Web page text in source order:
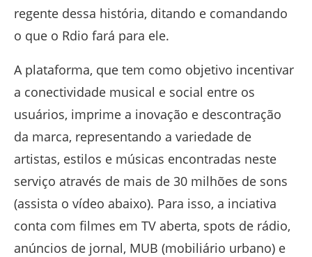
regente dessa história, ditando e comandando
o que o Rdio fará para ele.
A plataforma, que tem como objetivo incentivar
a conectividade musical e social entre os
usuários, imprime a inovação e descontração
da marca, representando a variedade de
artistas, estilos e músicas encontradas neste
serviço através de mais de 30 milhões de sons
(assista o vídeo abaixo). Para isso, a inciativa
conta com filmes em TV aberta, spots de rádio,
anúncios de jornal, MUB (mobiliário urbano) e